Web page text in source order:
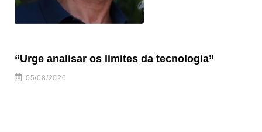
“Urge analisar os limites da tecnologia”
05/08/2026